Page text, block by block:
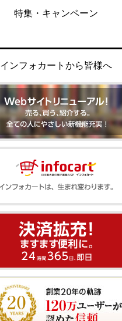
特集・キャンペーン
インフォカートから皆様へ